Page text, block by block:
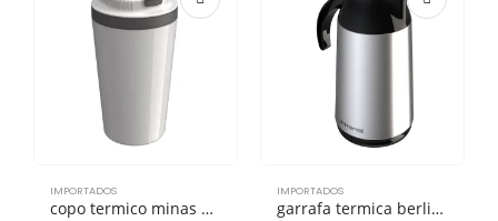
IMPORTADOS
copo termico minas 400ml branco eco livre de BPA
IMPORTADOS
garrafa termica berlim inox 1.0l eco